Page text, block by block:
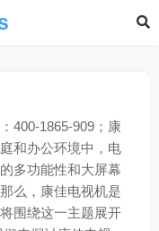
400-1865-909；康
和办公环境中，电
多功能性和大屏幕
么，康佳电视机是
围绕这一主题展开